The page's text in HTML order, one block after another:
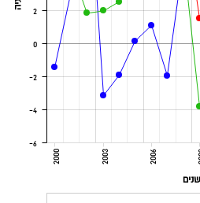
2000 2003 2006
שנים
-6
-4
-2
0
2